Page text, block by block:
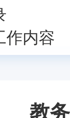
作内容
教